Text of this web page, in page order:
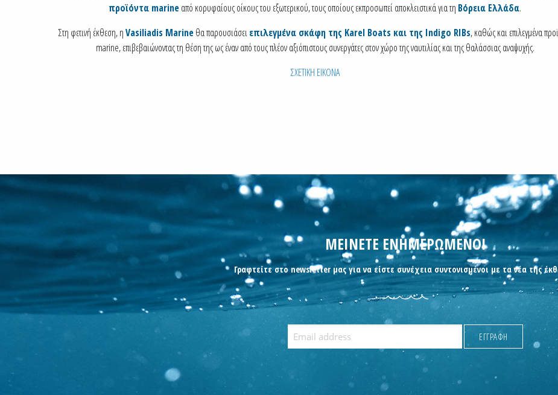
προϊόντα marineαπό κορυφαίους οίκους του εξωτερικού, τους οποίους εκπροσωπεί αποκλειστικά για τη Βόρεια Ελλάδα.
Στη φετινή έκθεση, ηVasiliadis Marineθα παρουσιάσειεπιλεγμένα σκάφη της Karel Boats και της Indigo RIBs, καθώς και επιλεγμένα
marine, επιβεβαιώνοντας τη θέση της ως έναν από τους πλέον αξιόπιστους συνεργάτες στον χώρο της ναυτιλίας και της θαλάσσιας αναψυχής.
ΣΧΕΤΙΚΗ ΕΙΚΟΝΑ
ΜΕΙΝΕΤΕ ΕΝΗΜΕΡΩΜΕΝΟΙ
Γραφτείτε στο newsletter μας για να είστε συνέχεια συντονισμένοι με τα νέα της